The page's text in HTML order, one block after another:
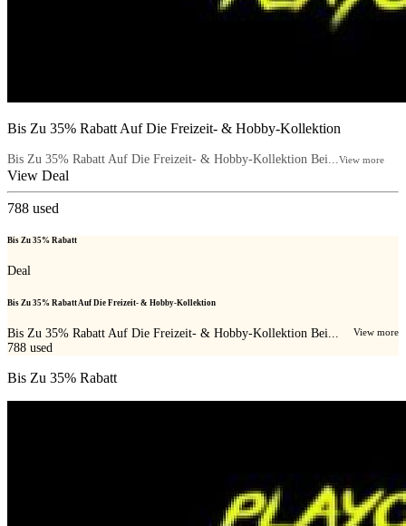
Bis Zu 35% Rabatt Auf Die Freizeit- & Hobby-Kollektion
Bis Zu 35% Rabatt Auf Die Freizeit- & Hobby-Kollektion Bei... View more
View Deal
788 used
Bis Zu 35% Rabatt
Deal
Bis Zu 35% Rabatt Auf Die Freizeit- & Hobby-Kollektion
Bis Zu 35% Rabatt Auf Die Freizeit- & Hobby-Kollektion Bei... View more
788 used
Bis Zu 35% Rabatt